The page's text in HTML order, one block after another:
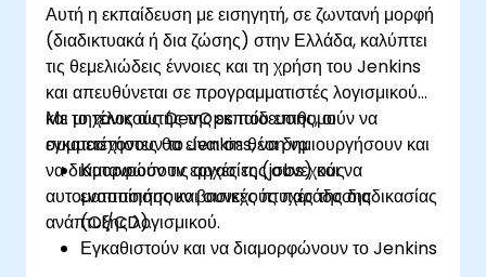
Αυτή η εκπαίδευση με εισηγητή, σε ζωντανή μορφή
(διαδικτυακά ή δια ζώσης) στην Ελλάδα, καλύπτει
τις θεμελιώδεις έννοιες και τη χρήση του Jenkins
και απευθύνεται σε προγραμματιστές λογισμικού
και μηχανικούς DevOps που επιθυμούν να
εγκαταστήσουν το Jenkins, να δημιουργήσουν και
να διαμορφώσουν εργασίες (jobs) και να
αυτοματοποιήσουν βασικές πτυχές της διαδικασίας
ανάπτυξης λογισμικού.
Με το τέλος αυτής της εκπαίδευσης, οι
συμμετέχοντες θα είναι σε θέση να:
Κατανοούν τις αρχές της συνεχούς
ενοποίησης και συνεχούς παράδοσης
(CI/CD).
Εγκαθιστούν και να διαμορφώνουν το Jenkins